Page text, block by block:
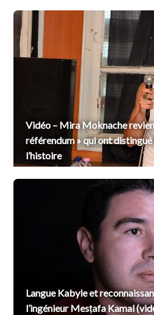
Vidéo – Mira Moknache
référendum » qui ont
l’histoire
Langue Kabyle et
l’ingénieur Mesṭafa Kamal